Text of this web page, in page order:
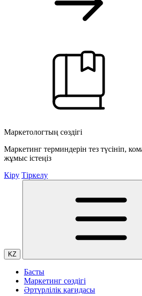
Маркетологтың сөздігі
Маркетинг терминдерін тез түсініп,
жұмыс істеңіз
Кіру Тіркелу
KZ
Басты
Маркетинг сөздігі
Әртүрлілік қағидасы